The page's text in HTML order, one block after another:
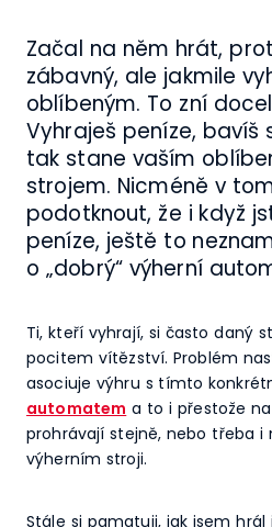
Začal na něm hrát,
zábavný, ale jakmile
oblíbeným. To zní
Vyhraješ peníze,
tak stane vaším
strojem. Nicméně v
podotknout, že i když
peníze, ještě to
o „dobrý“ výherní
Ti, kteří vyhrají, si často daný
pocitem vítězství. Problém
asociuje výhru s tímto
automatem a to i přestože
prohrávají stejně, nebo třeba i
výherním stroji.
Stále si pamatuji, jak jsem